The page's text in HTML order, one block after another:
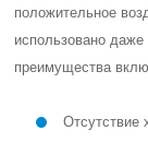
положительное
использовано
преимущества
Отсутствие